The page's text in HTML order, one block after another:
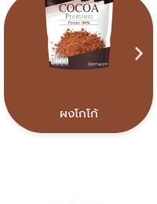
ผงโกโก้